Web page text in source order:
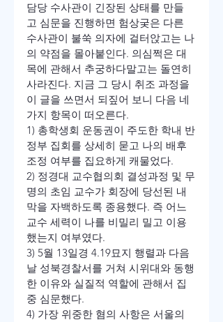
담당 수사관이 긴장된 상태를 만들
고 심문을 진행하면 험상궂은 다른
수사관이 불쑥 의자에 걸터앉고는 나
의 약점을 몰아붙인다. 의심쩍은 대
목에 관해서 추궁하다말고는 돌연히
사라진다. 지금 그 당시 취조 과정을
이 글을 쓰면서 되짚어 보니 다음 네
가지 항목이 떠오른다.
1) 총학생회 운동권이 주도한 학내 반
정부 집회를 상세히 묻고 나의 배후
조정 여부를 집요하게 캐물었다.
2) 정경대 교수협의회 결성과정 및 무
명의 초임 교수가 회장에 당선된 내
막을 자백하도록 종용했다. 즉 어느
교수 세력이 나를 비밀리 밀고 이용
했는지 여부였다.
3) 5월 13일경 4.19묘지 행렬과 다음
날 성북경찰서를 거쳐 시위대와 동행
한 이유와 실질적 역할에 관해서 집
중 심문했다.
4) 가장 위중한 혐의 사항은 서울의